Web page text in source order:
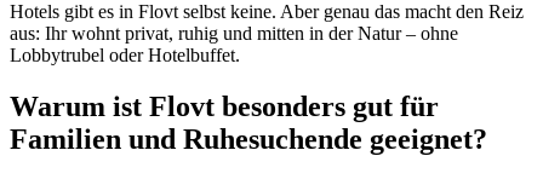
Hotels gibt es in Flovt selbst keine. Aber genau das macht den Reiz
aus: Ihr wohnt privat, ruhig und mitten in der Natur – ohne
Lobbytrubel oder Hotelbuffet.
Warum ist Flovt besonders gut für
Familien und Ruhesuchende geeignet?